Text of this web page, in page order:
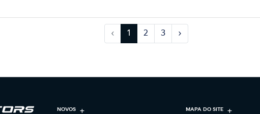
‹ 1 2 3 ›
NOVOS MAPA DO SITE